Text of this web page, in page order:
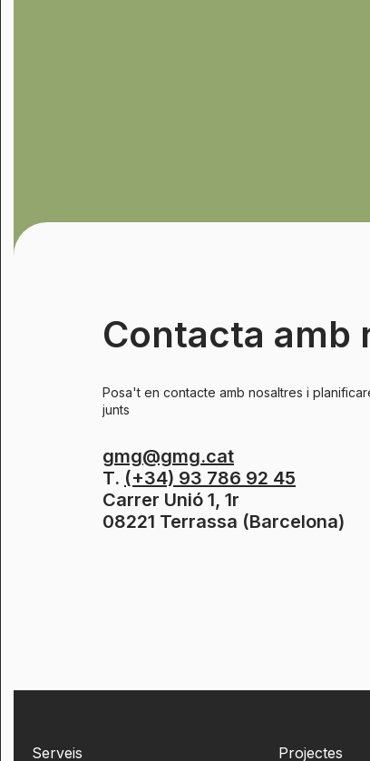
Contacta amb
Posa't en contacte amb nosaltres i
junts
gmg@gmg.cat
T. (+34) 93 786 92 45
Carrer Unió 1, 1r
08221 Terrassa (Barcelona)
Serveis Projectes